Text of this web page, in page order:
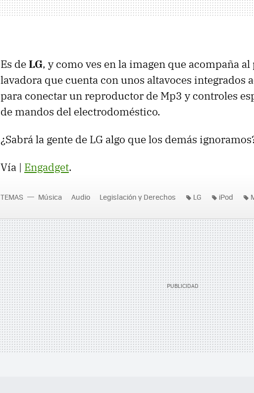
Es deLG, y como ves en la imagen que acompaña
lavadora que cuenta con unos altavoces integrados
para conectar un reproductor de Mp3 y controles
de mandos del electrodoméstico.
¿Sabrá la gente de LG algo que los demás
Vía | Engadget.
TEMAS Música Audio Legislación y Derechos LG iPod